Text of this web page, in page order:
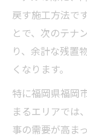
内装解
スケル
費用相場
る
スケ
戻す施工方法で
とで、次のテナ
り、余計な残置
くなります。
特に福岡県福岡
まるエリアでは
事の需要が高ま